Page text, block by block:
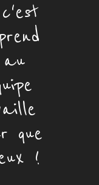
que
!